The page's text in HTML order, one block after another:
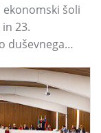
ekonomski šoli
23.
duševnega…